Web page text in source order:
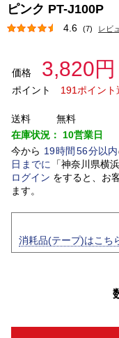
ピンク PT-J100P
4.6 (7) レビ
価格 3,820円
ポイント
191ポイント
送料
無料
在庫状況： 10営業日
今から 19時間 56分以内
日 までに 「神奈川県横
ログイン をすると、お
ます。
消耗品(テープ)はこち